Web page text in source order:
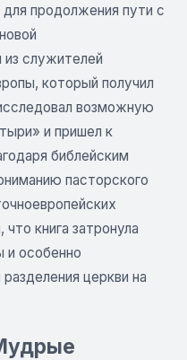
продолжения пути с
служителей
который получил
возможную
и пришел к
библейским
пасторского
книга затронула
особенно
церкви на